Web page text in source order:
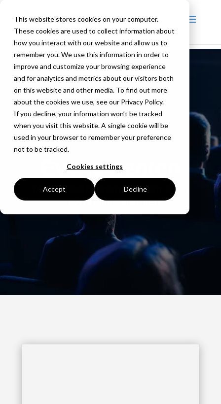
This website stores cookies on your computer.
These cookies are used to collect information about
how you interact with our website and allow us to
remember you. We use this information in order to
improve and customize your browsing experience
and for analytics and metrics about our visitors both
on this website and other media. To find out more
about the cookies we use, see our Privacy Policy.
If you decline, your information won’t be tracked
when you visit this website. A single cookie will be
used in your browser to remember your preference
not to be tracked.
Cookies settings
Accept Decline
Evenementen
Ontdek welke evenementen we in
2026 zullen bijwonen